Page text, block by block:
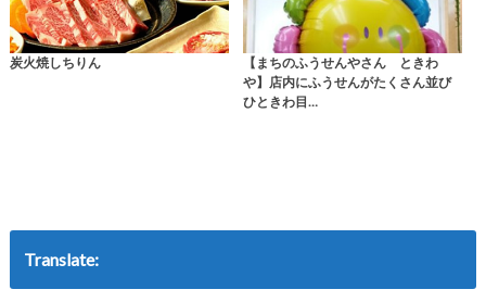
炭火焼しちりん
【まちのふうせんやさん ときわ
や】店内にふうせんがたくさん並び
ひときわ目…
Translate: